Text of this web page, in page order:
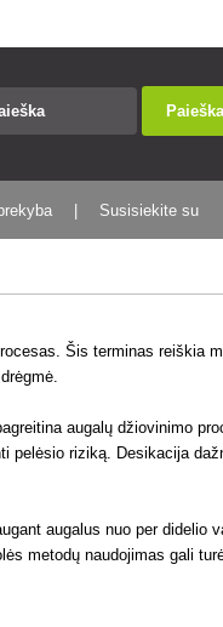
Paieška
Susisiekite su
Šis terminas reiškia
augalų džiovinimo
riziką. Desikacija
augalus nuo per didelio
metodų naudojimas gali